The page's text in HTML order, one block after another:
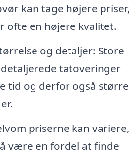
kan tage højere priser,
ofte en højere kvalitet.
og detaljer: Store
tatoveringer
tid og derfor også større
priserne kan variere,
være en fordel at finde